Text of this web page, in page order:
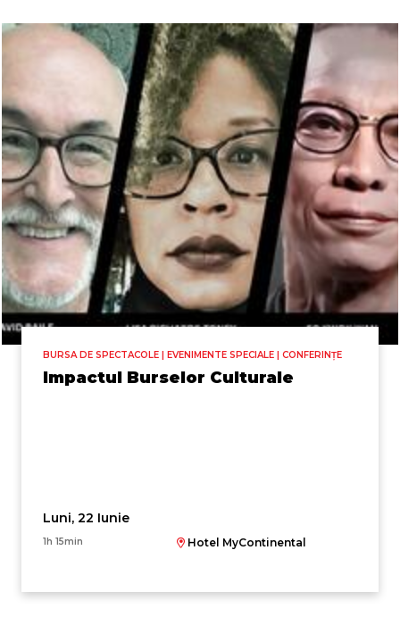
BURSA DE SPECTACOLE | EVENIMENTE SPECIALE | CONFERINȚE
Impactul Burselor Culturale
Luni, 22 Iunie
1h 15min Hotel MyContinental